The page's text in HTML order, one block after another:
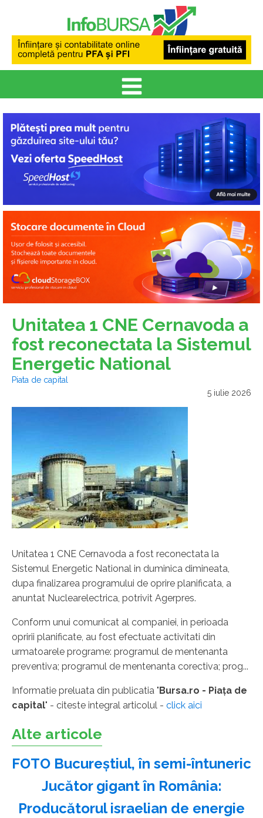
Unitatea 1 CNE Cernavoda a
fost reconectata la Sistemul
Energetic National
Piata de capital
5 iulie 2026
Unitatea 1 CNE Cernavoda a fost reconectata la
Sistemul Energetic National in duminica dimineata,
dupa finalizarea programului de oprire planificata, a
anuntat Nuclearelectrica, potrivit Agerpres.
Conform unui comunicat al companiei, in perioada
opririi planificate, au fost efectuate activitati din
urmatoarele programe: programul de mentenanta
preventiva; programul de mentenanta corectiva; prog...
Informatie preluata din publicatia "Bursa.ro - Piaţa de
capital" - citeste integral articolul - click aici
Alte articole
FOTO Bucureștiul, în semi-întuneric
Jucător gigant în România:
Producătorul israelian de energie